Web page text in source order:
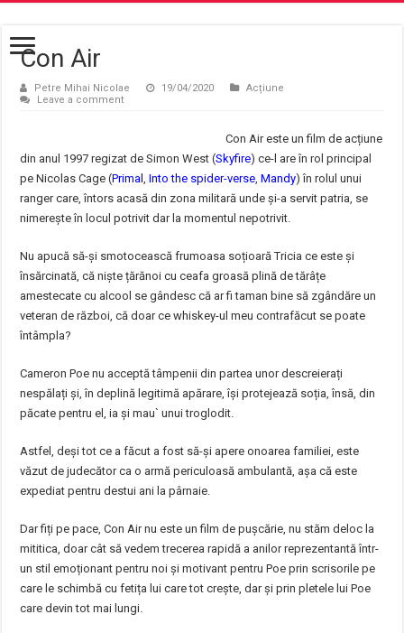
Con Air
Petre Mihai Nicolae 19/04/2020
Acțiune
Leave a comment
Con Air este un film de acțiune
din anul 1997 regizat de Simon West (Skyfire) ce-l are în rol principal
pe Nicolas Cage (Primal,Into the spider-verse,Mandy) în rolul unui
ranger care, întors acasă din zona militară unde și-a servit patria, se
nimerește în locul potrivit dar la momentul nepotrivit.
Nu apucă să-și smotocească frumoasa soțioară Tricia ce este și
însărcinată, că niște țărănoi cu ceafa groasă plină de tărâțe
amestecate cu alcool se gândesc că ar fi taman bine să zgândăre un
veteran de război, că doar ce whiskey-ul meu contrafăcut se poate
întâmpla?
Cameron Poe nu acceptă tâmpenii din partea unor descreierați
nespălați și, în deplină legitimă apărare, își protejează soția, însă, din
păcate pentru el, ia și mau` unui troglodit.
Astfel, deși tot ce a făcut a fost să-și apere onoarea familiei, este
văzut de judecător ca o armă periculoasă ambulantă, așa că este
expediat pentru destui ani la pârnaie.
Dar fiți pe pace, Con Air nu este un film de pușcărie, nu stăm deloc la
mititica, doar cât să vedem trecerea rapidă a anilor reprezentantă într-
un stil emoționant pentru noi și motivant pentru Poe prin scrisorile pe
care le schimbă cu fetița lui care tot crește, dar și prin pletele lui Poe
care devin tot mai lungi.